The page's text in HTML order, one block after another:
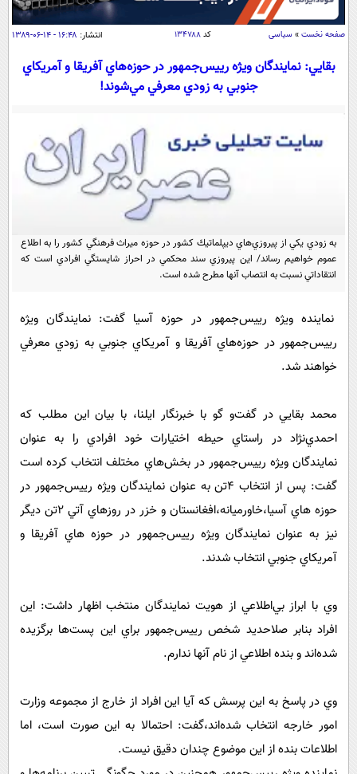
سیاسی
اقتصاد
خودرو
اجتماعی
سلامت
یک برش دانایی
محیط زیست
ورزشی
سیاست خارجی
فرهنگ و هنر
علم و دانش
فناوری و It
اخبار کریپتو
قرآن
سرگرمی
باشگاه مغز
فیلم
اقتصاد
سیاست
گوناگون
محیط زیست
سلامت
فرهنگی
اجتماعی
حیات وحش
سیاست خارجی
عصر ایران 2
آشپزی
صفحه نخست » سیاسی کد۱۳۴۷۸۸ انتشار: ۱۶:۴۸ - ۱۴-۰۶-۱۳۸۹
بقايي: نمايندگان ويژه رييس‌جمهور در حوزه‌هاي آفريقا و آمريكاي
جنوبي به زودي معرفي مي‌شوند!
به زودي يكي از پيروزي‌هاي ديپلماتيك كشور در حوزه ميراث فرهنگي كشور را به اطلاع
عموم خواهيم رساند/ اين پيروزي سند محكمي در احراز شايستگي افرادي است كه
انتقاداتي نسبت به انتصاب آنها مطرح شده است.
نماينده ويژه رييس‌جمهور در حوزه آسيا گفت: نمايندگان ويژه
رييس‌جمهور در حوزه‌هاي آفريقا و آمريكاي جنوبي به زودي معرفي
خواهند شد.
محمد بقايي در گفت‌و گو با خبرنگار ايلنا، با بيان اين مطلب كه
احمدي‌نژاد در راستاي حيطه اختيارات خود افرادي را به عنوان
نمايندگان ويژه رييس‌جمهور در بخش‌هاي مختلف انتخاب كرده است
گفت: پس از انتخاب 4تن به عنوان نمايندگان ويژه رييس‌جمهور در
حوزه هاي آسيا،خاورميانه،افغانستان و خزر در روزهاي آتي 2تن ديگر
نيز به عنوان نمايندگان ويژه رييس‌جمهور در حوزه هاي آفريقا و
آمريكاي جنوبي انتخاب شدند.
وي با ابراز بي‌اطلاعي از هويت نمايندگان منتخب اظهار داشت: اين
افراد بنابر صلاحديد شخص رييس‌جمهور براي اين پست‌ها برگزيده
شده‌اند و بنده اطلاعي از نام آنها ندارم.
وي در پاسخ به اين پرسش كه آيا اين افراد از خارج از مجموعه وزارت
امور خارجه انتخاب شده‌اند،گفت: احتمالا به اين صورت است، اما
اطلاعات بنده از اين موضوع چندان دقيق نيست.